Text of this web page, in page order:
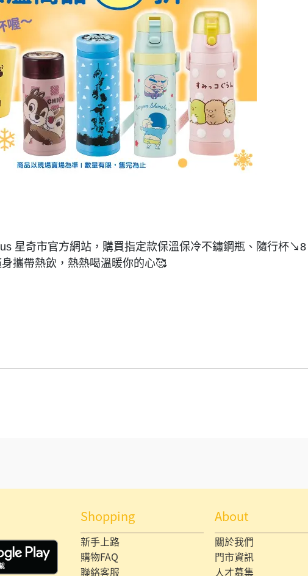
星奇市官方網站，購買指定款保溫保冷不鏽鋼瓶、隨行杯↘8
攜帶熱飲，熱熱喝溫暖你的心🥰
Shopping
新手上路
購物FAQ
聯絡客服
About
關於我們
門市資訊
人才募集